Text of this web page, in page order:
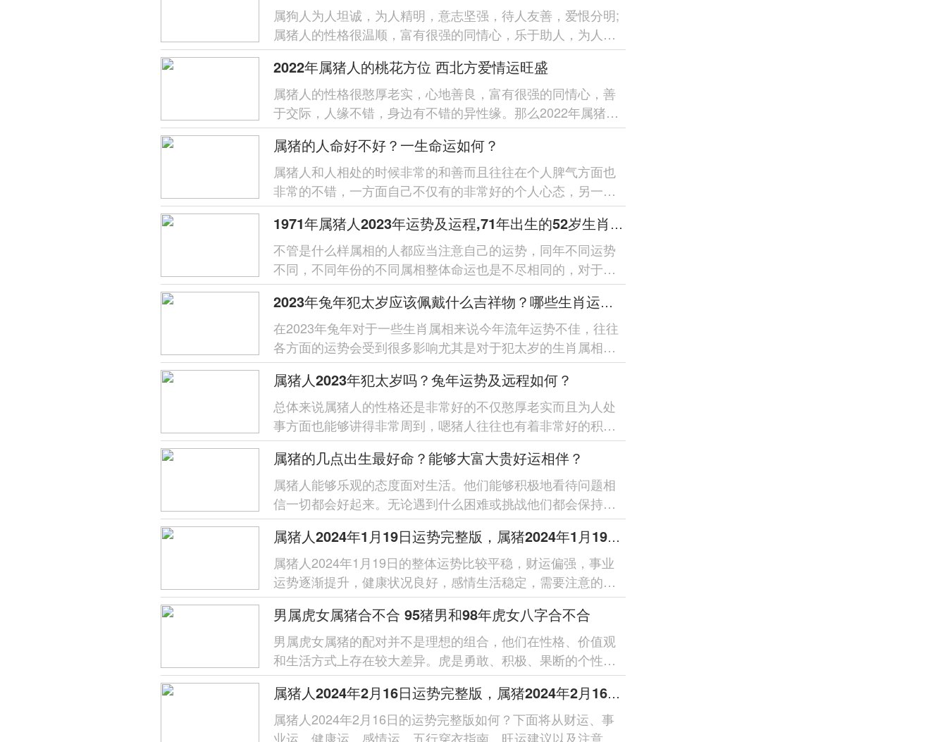
属狗人为人坦诚，为人精明，意志坚强，待人友善，爱恨分明;
属猪人的性格很温顺，富有很强的同情心，乐于助人，为人大
智若愚。那么不同性格的属狗的和属猪...
2022年属猪人的桃花方位 西北方爱情运旺盛
属猪人的性格很憨厚老实，心地善良，富有很强的同情心，善
于交际，人缘不错，身边有不错的异性缘。那么2022年属猪人
的桃花运势如何，2022年属猪人的桃花...
​属猪的人命好不好？一生命运如何？
属猪人和人相处的时候非常的和善而且往往在个人脾气方面也
非常的不错，一方面自己不仅有的非常好的个人心态，另一方
面自己的生活态度非常的随心...
1971年属猪人2023年运势及运程,71年出生的52岁生肖猪2023年每月运势详解
不管是什么样属相的人都应当注意自己的运势，同年不同运势
不同，不同年份的不同属相整体命运也是不尽相同的，对于属
猪原来说天生乐观豁达而且做事...
2023年兔年犯太岁应该佩戴什么吉祥物？哪些生肖运势差要转运？
在2023年兔年对于一些生肖属相来说今年流年运势不佳，往往
各方面的运势会受到很多影响尤其是对于犯太岁的生肖属相来
说，很多朋友都希望自己一个...
属猪人2023年犯太岁吗？兔年运势及远程如何？
总体来说属猪人的性格还是非常好的不仅憨厚老实而且为人处
事方面也能够讲得非常周到，嗯猪人往往也有着非常好的积极
性，并且对于属猪人风趣幽默...
属猪的几点出生最好命？能够大富大贵好运相伴？
属猪人能够乐观的态度面对生活。他们能够积极地看待问题相
信一切都会好起来。无论遇到什么困难或挑战他们都会保持积
极的态度，并寻找解决问题...
属猪人2024年1月19日运势完整版，属猪2024年1月19日今日运势如何
属猪人2024年1月19日的整体运势比较平稳，财运偏强，事业
运势逐渐提升，健康状况良好，感情生活稳定，需要注意的是
要避免过度的五行穿衣，旺运建议是保...
男属虎女属猪合不合 95猪男和98年虎女八字合不合
男属虎女属猪的配对并不是理想的组合，他们在性格、价值观
和生活方式上存在较大差异。虎是勇敢、积极、果断的个性，
追求事业上的成功；猪则温和、...
属猪人2024年2月16日运势完整版，属猪2024年2月16日今日运势如何
属猪人2024年2月16日的运势完整版如何？下面将从财运、事
业运、健康运、感情运、五行穿衣指南、旺运建议以及注意事